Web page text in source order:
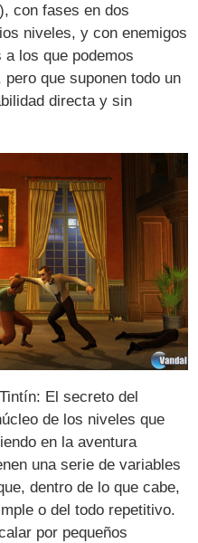
con fases en dos
niveles, y con enemigos
los que podemos
que suponen todo un
directa y sin
El secreto del
de los niveles que
en la aventura
una serie de variables
dentro de lo que cabe,
o del todo repetitivo.
por pequeños